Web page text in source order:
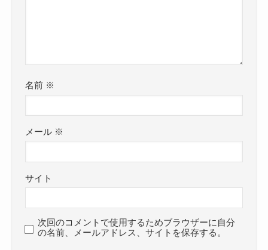
名前 ※
メール ※
サイト
次回のコメントで使用するためブラウザーに自分
の名前、メールアドレス、サイトを保存する。